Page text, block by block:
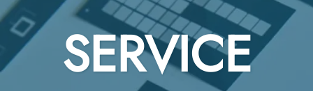
SERVICE